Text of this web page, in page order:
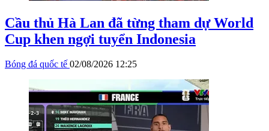
Cầu thủ Hà Lan đã từng tham dự World
Cup khen ngợi tuyển Indonesia
Bóng đá quốc tế 02/08/2026 12:25